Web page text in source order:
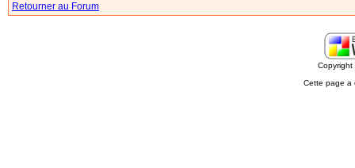
Retourner au Forum
Cette page a